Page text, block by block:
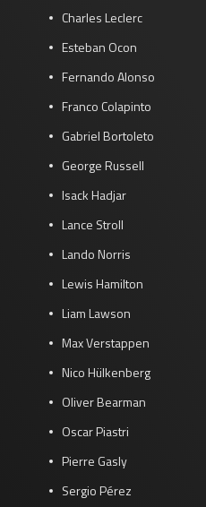
zo 21:00 - 23:00
zo 05:00 - 07:00
27 - 29 nov
za 19:00 - 20:00
zo 17:00 - 19:00
Charles Leclerc
Esteban Ocon
Fernando Alonso
Franco Colapinto
Gabriel Bortoleto
George Russell
Isack Hadjar
Lance Stroll
Lando Norris
Lewis Hamilton
Liam Lawson
Max Verstappen
Nico Hülkenberg
Oliver Bearman
Oscar Piastri
Pierre Gasly
Sergio Pérez